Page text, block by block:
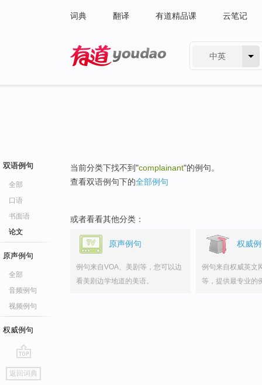
词典 翻译 有道精品课 云笔记
中英
双语例句
全部
口语
书面语
论文
原声例句
全部
音频例句
视频例句
权威例句
go
top
返回词典
当前分类下找不到"complainant"的例句。
查看双语例句下的全部例句
或者看看其他分类：
原声例句
例句来自VOA、美剧等，您可以边
看美剧边学地道的美语。
权威
例句来自权威英文
等，提供最专业的